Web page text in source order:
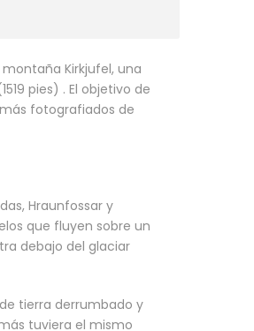
Kirkjufel, una
pies) . El objetivo de
fotografiados de
Hraunfossar y
que fluyen sobre un
debajo del glaciar
tierra derrumbado y
tuviera el mismo